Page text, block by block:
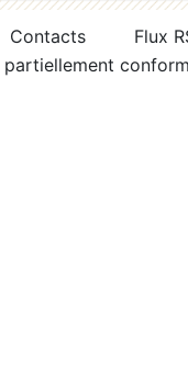
Contacts
Flux